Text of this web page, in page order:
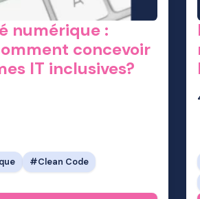
numérique :
concevoir
IT inclusives?
Clean Code